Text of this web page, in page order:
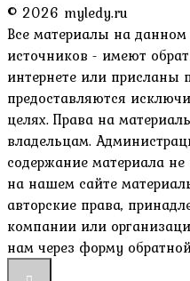
© 2026 myledy.ru
Все материалы на
источников - имеют
интернете или присланы
предоставляются
целях. Права на
владельцам.
содержание материала
на нашем сайте
авторские права,
компании или
нам через форму